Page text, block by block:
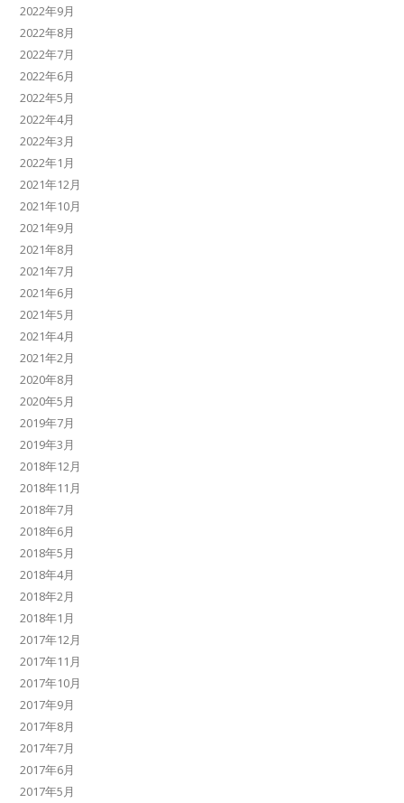
2022年9月
2022年8月
2022年7月
2022年6月
2022年5月
2022年4月
2022年3月
2022年1月
2021年12月
2021年10月
2021年9月
2021年8月
2021年7月
2021年6月
2021年5月
2021年4月
2021年2月
2020年8月
2020年5月
2019年7月
2019年3月
2018年12月
2018年11月
2018年7月
2018年6月
2018年5月
2018年4月
2018年2月
2018年1月
2017年12月
2017年11月
2017年10月
2017年9月
2017年8月
2017年7月
2017年6月
2017年5月